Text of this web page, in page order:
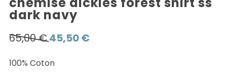
dark navy
65,00€ Le
initial
45,50€Le
100% Coton